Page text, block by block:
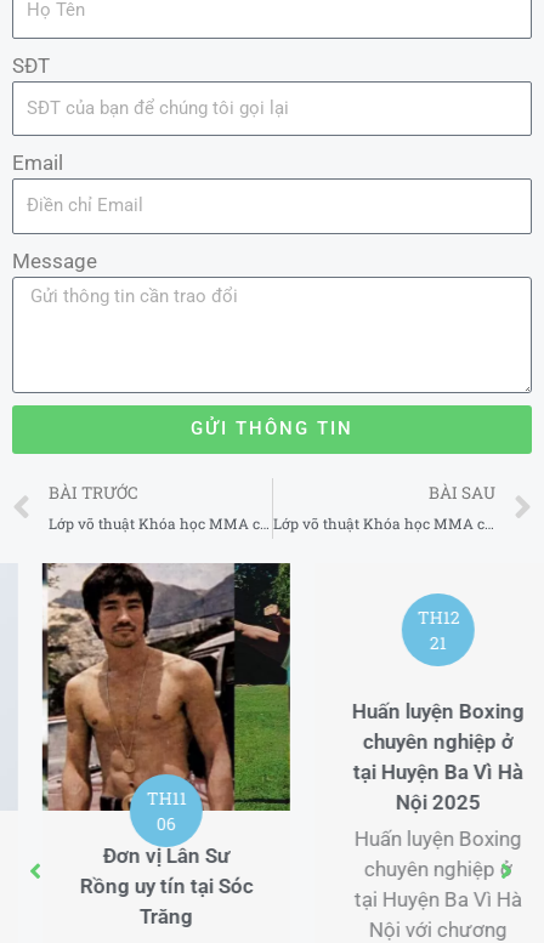
SĐT
Email
Message
GỬI THÔNG TIN
Prev
BÀI TRƯỚC
Lớp võ thuật Khóa học MMA cho trẻ em uy tín tại Quận 12 TP Hồ Chí Minh
BÀI SAU
Lớp võ thuật Khóa học MMA cho trẻ em uy tín tại Bình Thạnh TP Hồ Chí Minh
TH12
21
Huấn luyện Boxing
chuyên nghiệp ở
tại Huyện Ba Vì Hà
Nội 2025
Huấn luyện Boxing
chuyên nghiệp ở
tại Huyện Ba Vì Hà
Nội với chương
TH12
25
Phòng gym có
Boxing gần tại
Quận Cầu Giấy Hà
Nội 2025
Phòng gym có
Boxing gần tại
Quận Cầu Giấy Hà
Nội với chương